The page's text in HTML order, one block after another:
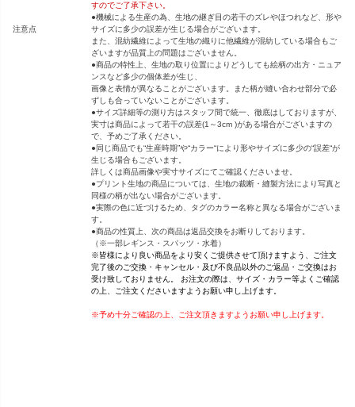
注意点
すのでご了承下さい。
●機械による生産の為、生地の継ぎ目の若干のズレやほつれなど、形や
サイズに多少の誤差が生じる場合がございます。
また、混紡繊維によって生地の織りに他繊維が混紡している場合もご
ざいますが品質上の問題はございません。
●商品の特性上、生地の取り位置によりどうしても絵柄の出方・ニュア
ンスなど多少の個体差が生じ、
画像と表情が異なることがございます。また柄が縫い合わせ部分で必
ずしも合っていないことがございます。
●サイズ詳細等の測り方はスタッフ間で統一、徹底はしておりますが、
実寸は商品によって若干の誤差(1～3cm )がある場合がございますの
で、予めご了承ください。
●同じ商品でも“生産時期”や“カラー“により形やサイズに多少の“誤差“が
生じる場合もございます。
詳しくは商品画像や実寸サイズにてご確認くださいませ。
●プリント生地の商品については、生地の裁断・縫製方法により写真と
同様の柄が出ない場合がございます。
●実際の色に近づけるため、タグのカラー名称と異なる場合がございま
す。
●商品の性質上、次の商品は返品交換をお断りしております。
（※一部レギンス・スパッツ・水着）
※皆様により良い商品をより安くご提供させて頂けますよう、ご注文
完了後のご交換・キャンセル・及び不良品以外のご返品・ご交換はお
受け致しておりません。 お注文の際は、サイズ・カラー等よくご確認
の上、ご注文くださいますようお願い申し上げます。
※予め十分ご確認の上、ご注文頂きますようお願い申し上げます。